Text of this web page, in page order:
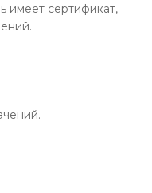
имеет сертификат,